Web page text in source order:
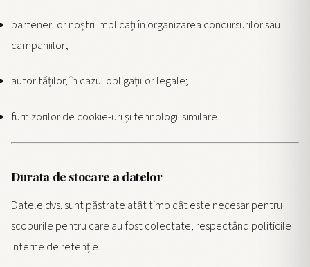
partenerilor noștri implicați în organizarea concursurilor sau
campaniilor;
autorităților, în cazul obligațiilor legale;
furnizorilor de cookie-uri și tehnologii similare.
Durata de stocare a datelor
Datele dvs. sunt păstrate atât timp cât este necesar pentru
scopurile pentru care au fost colectate, respectând politicile
interne de retenție.